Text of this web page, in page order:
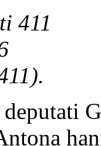
411